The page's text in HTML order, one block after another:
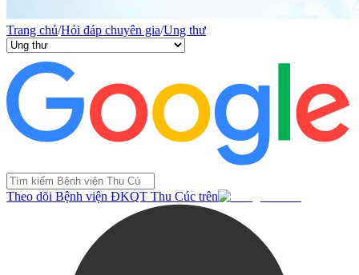
Trang chủ/Hỏi đáp chuyên gia/Ung thư
Theo dõi Bệnh viện ĐKQT Thu Cúc trên